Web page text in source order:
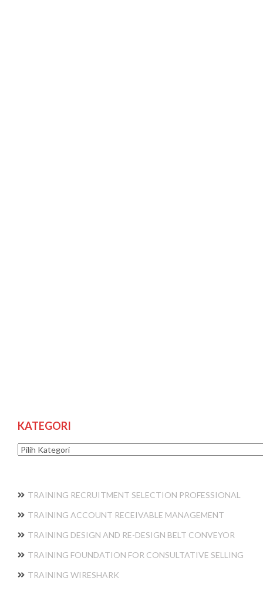
KATEGORI
Kategori
TRAINING RECRUITMENT SELECTION PROFESSIONAL
TRAINING ACCOUNT RECEIVABLE MANAGEMENT
TRAINING DESIGN AND RE-DESIGN BELT CONVEYOR
TRAINING FOUNDATION FOR CONSULTATIVE SELLING
TRAINING WIRESHARK